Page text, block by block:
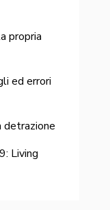
propria
ed errori
Living